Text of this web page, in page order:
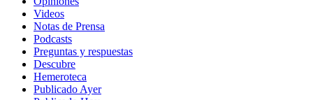
Videos
Notas de Prensa
Podcasts
Preguntas y respuestas
Descubre
Hemeroteca
Publicado Ayer